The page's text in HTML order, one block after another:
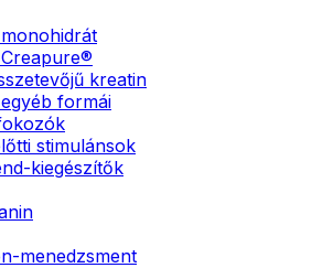
kreatin
formái
stimulánsok
kiegészítők
menedzsment